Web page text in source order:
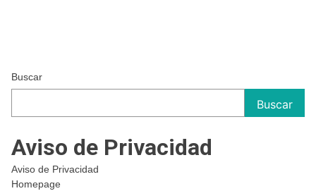
Buscar
Buscar
Aviso de Privacidad
Aviso de Privacidad
Homepage